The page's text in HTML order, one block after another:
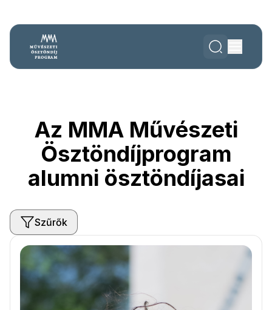
Az MMA Művészeti
Ösztöndíjprogram
alumni ösztöndíjasai
Szűrők